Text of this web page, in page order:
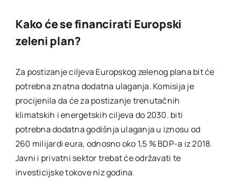
Kako će se financirati Europski
zeleni plan?
Za postizanje ciljeva Europskog zelenog plana bit će
potrebna znatna dodatna ulaganja. Komisija je
procijenila da će za postizanje trenutačnih
klimatskih i energetskih ciljeva do 2030. biti
potrebna dodatna godišnja ulaganja u iznosu od
260 milijardi eura, odnosno oko 1,5 % BDP-a iz 2018.
Javni i privatni sektor trebat će održavati te
investicijske tokove niz godina.